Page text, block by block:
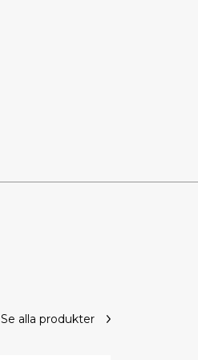
Se alla produkter